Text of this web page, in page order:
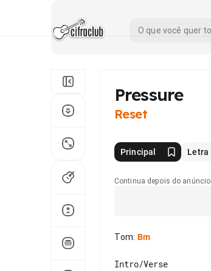
Pressure
Reset
Principal Letra
Continua depois do anúncio
Tom: Bm